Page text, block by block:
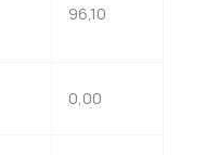
96,10
0,00